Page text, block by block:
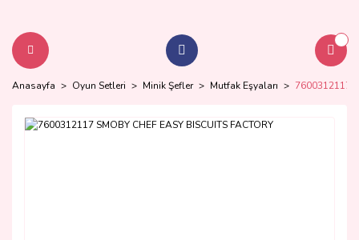
Anasayfa Oyun Setleri Minik Şefler Mutfak Eşyaları 7600312117